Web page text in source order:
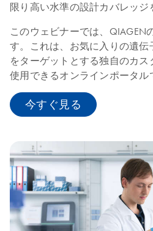
限り高い水準の設計カバレッジ
このウェビナーでは、QIAGEN
す。これは、お気に入りの遺
をターゲットとする独自のカ
使用できるオンラインポータル
今すぐ見る